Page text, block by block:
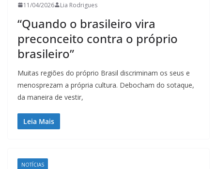
11/04/2026 Lia Rodrigues
“Quando o brasileiro vira
preconceito contra o próprio
brasileiro”
Muitas regiões do próprio Brasil discriminam os seus e
menosprezam a própria cultura. Debocham do sotaque,
da maneira de vestir,
Leia Mais
NOTÍCIAS